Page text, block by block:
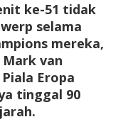
ke-51 tidak
selama
mereka,
van
Eropa
tinggal 90